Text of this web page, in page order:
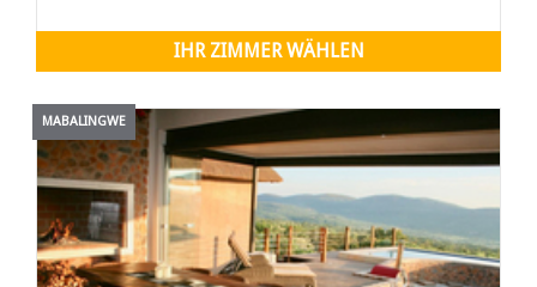
IHR ZIMMER WÄHLEN
MABALINGWE